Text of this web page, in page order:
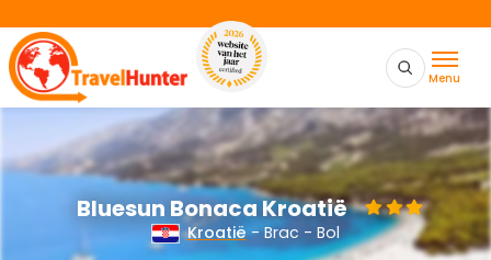
Menu
Bluesun Bonaca Kroatië
Kroatië- Brac - Bol